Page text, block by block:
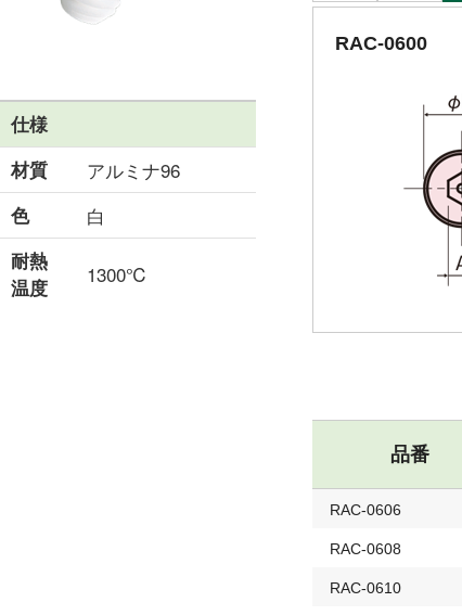
仕様
材質
アルミナ96
色 白
耐熱
温度
1300℃
RAC-0600
品番
RAC-0606
RAC-0608
RAC-0610